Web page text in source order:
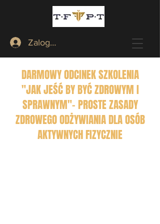
Zaloguj
DARMOWY ODCINEK SZKOLENIA
"JAK JEŚĆ BY BYĆ ZDROWYM I
SPRAWNYM"- PROSTE ZASADY
ZDROWEGO ODŻYWIANIA DLA OSÓB
AKTYWNYCH FIZYCZNIE